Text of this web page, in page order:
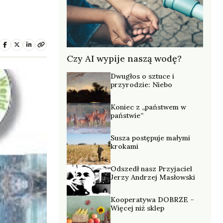
Czy AI wypije naszą wodę?
Dwugłos o sztuce i
przyrodzie: Niebo
Koniec z „państwem w
państwie”
Susza postępuje małymi
krokami
Odszedł nasz Przyjaciel
Jerzy Andrzej Masłowski
Kooperatywa DOBRZE –
Więcej niż sklep